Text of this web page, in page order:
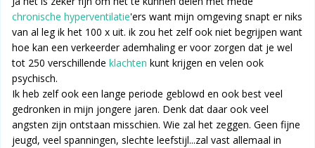
chronische hyperventilatie'ers want mijn omgeving snapt er niks
van al leg ik het 100 x uit. ik zou het zelf ook niet begrijpen want
hoe kan een verkeerder ademhaling er voor zorgen dat je wel
tot 250 verschillende klachten kunt krijgen en velen ook
psychisch.
Ik heb zelf ook een lange periode geblowd en ook best veel
gedronken in mijn jongere jaren. Denk dat daar ook veel
angsten zijn ontstaan misschien. Wie zal het zeggen. Geen fijne
jeugd, veel spanningen, slechte leefstijl...zal vast allemaal in